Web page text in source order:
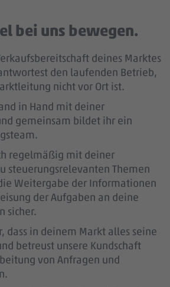
bei uns bewegen.
deines Marktes
den laufenden Betrieb,
nicht vor Ort ist.
in Hand mit deiner
gemeinsam bildet ihr ein
regelmäßig mit deiner
steuerungsrelevanten Themen
Weitergabe der Informationen
der Aufgaben an deine
sicher.
dass in deinem Markt alles seine
betreust unsere Kundschaft
von Anfragen und